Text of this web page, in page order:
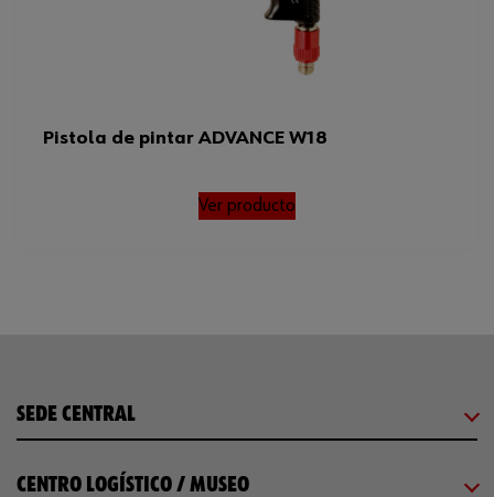
Pistola de pintar ADVANCE W18
Ver producto
SEDE CENTRAL
CENTRO LOGÍSTICO / MUSEO